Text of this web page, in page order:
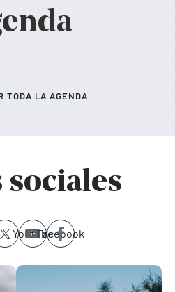
TODA LA AGENDA
sociales
YoutubeFacebook